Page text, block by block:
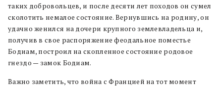
таких добровольцев, и после десяти лет походов он сумел
сколотить немалое состояние. Вернувшись на родину, он
удачно женился на дочери крупного землевладельца и,
получив в свое распоряжение феодальное поместье
Бодиам, построил на скопленное состояние родовое
гнездо — замок Бодиам.
Важно заметить, что война с Францией на тот момент